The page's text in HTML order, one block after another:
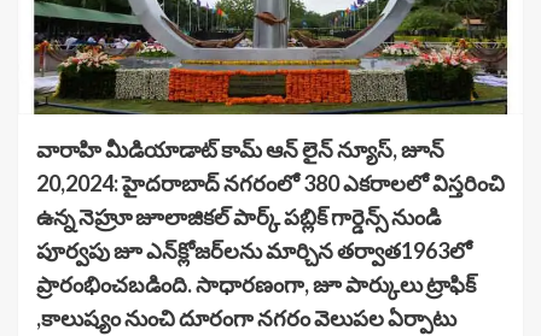
వారాహి మీడియాడాట్ కామ్ ఆన్ లైన్ న్యూస్, జూన్
20,2024: హైదరాబాద్ నగరంలో 380 ఎకరాలలో విస్తరించి
ఉన్న నెహ్రూ జూలాజికల్ పార్క్ పబ్లిక్ గార్డెన్స్ నుండి
పూర్వపు జూ ఎన్‌క్లోజర్‌లను మార్చిన తర్వాత1963లో
ప్రారంభించబడింది. సాధారణంగా, జూ పార్కులు ట్రాఫిక్
,కాలుష్యం నుంచి దూరంగా నగరం వెలుపల ఏర్పాటు